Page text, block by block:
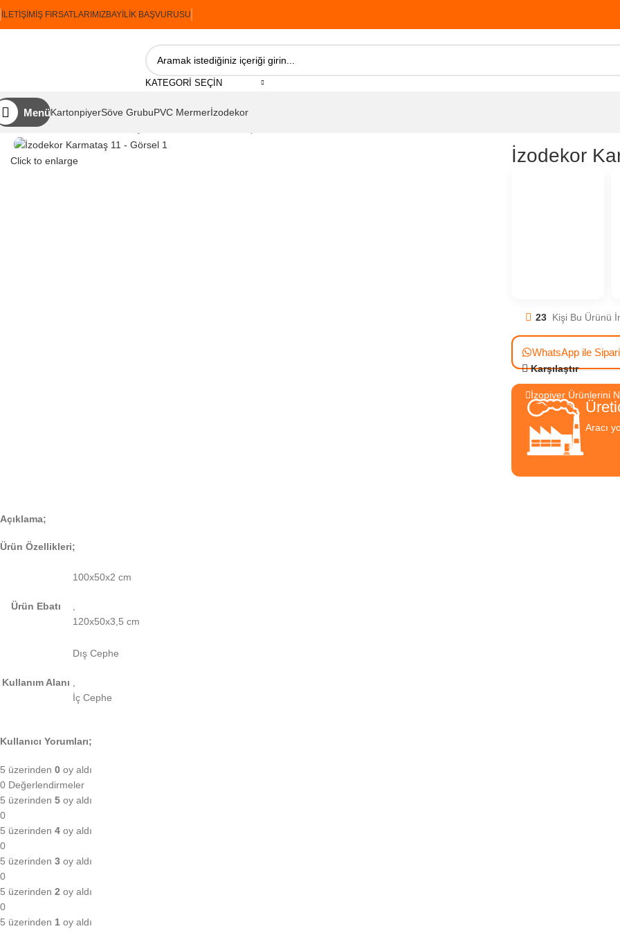
İLETIŞIM İŞ FIRSATLARIMIZBAYILIK BAŞVURUSU
KATEGORI SEÇIN
MenüKartonpiyerSöve GrubuPVC Mermerİzodekor
Ana Sayfa
Click to enlarge İzodekor
23 Kişi Bu Ürünü
WhatsApp ile
Karşılaştır
İzopiyer Ürünlerini
Aracı
Açıklama;
Ürün Özellikleri;
Ürün Ebatı
100x50x2 cm
120x50x3,5 cm
Kullanım Alanı
Dış Cephe
İç Cephe
Kullanıcı Yorumları;
5 üzerinden 0 oy aldı
0 Değerlendirmeler
5 üzerinden 5 oy aldı
0
5 üzerinden 4 oy aldı
0
5 üzerinden 3 oy aldı
0
5 üzerinden 2 oy aldı
0
5 üzerinden 1 oy aldı